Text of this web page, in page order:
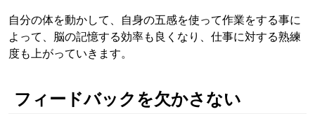
自分の体を動かして、自身の五感を使って作業をする事に
よって、脳の記憶する効率も良くなり、仕事に対する熟練
度も上がっていきます。
フィードバックを欠かさない